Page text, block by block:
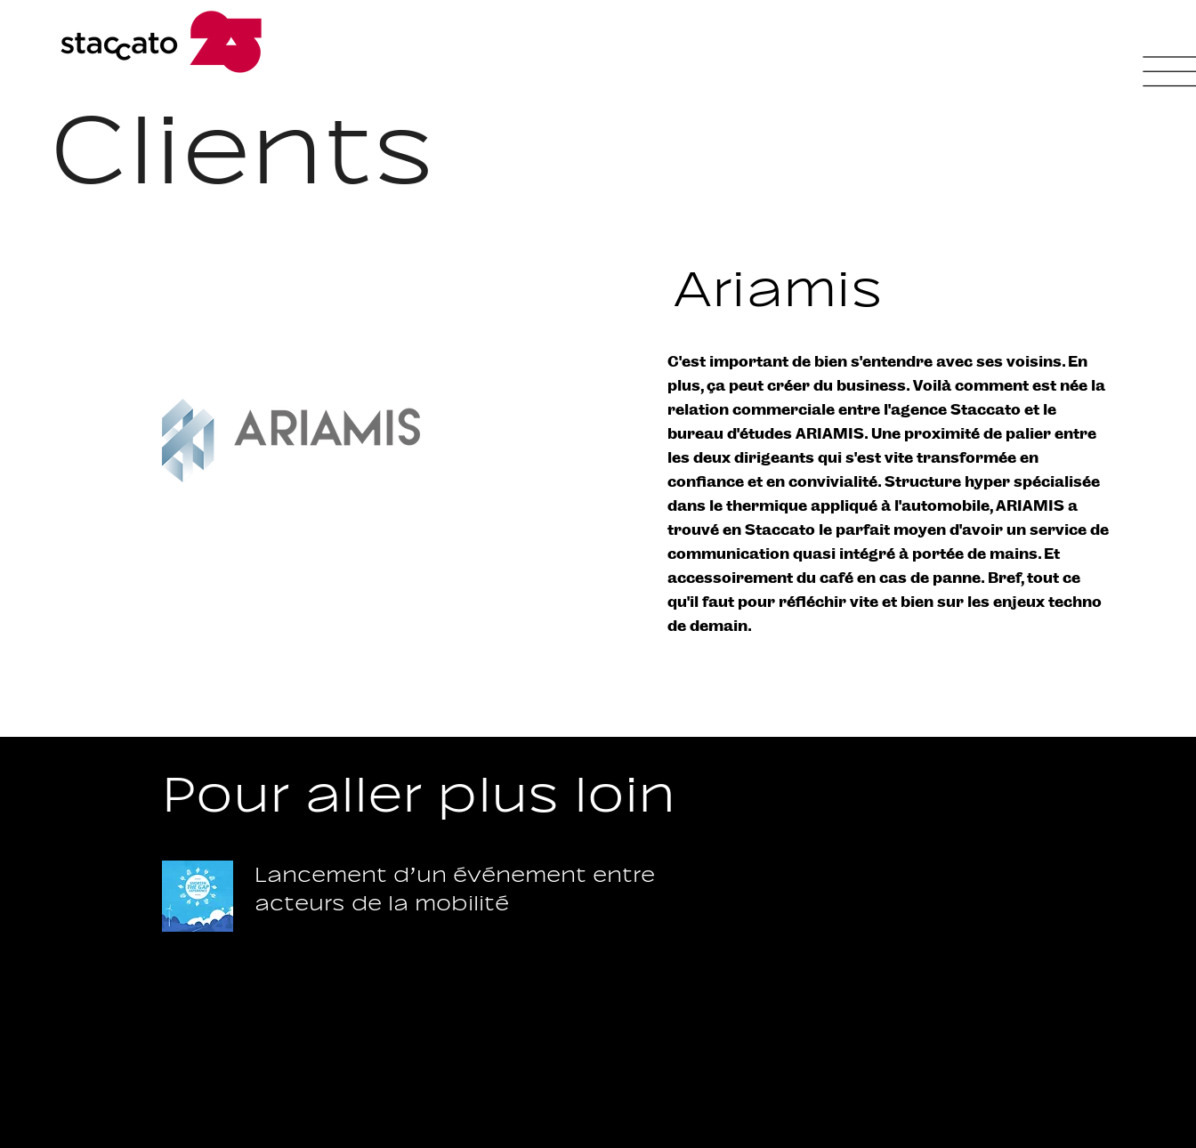
Clients
Ariamis
C’est important de bien s’entendre avec ses voisins. En
plus, ça peut créer du business. Voilà comment est née la
relation commerciale entre l’agence Staccato et le
bureau d’études ARIAMIS. Une proximité de palier entre
les deux dirigeants qui s’est vite transformée en
confiance et en convivialité. Structure hyper spécialisée
dans le thermique appliqué à l’automobile, ARIAMIS a
trouvé en Staccato le parfait moyen d’avoir un service de
communication quasi intégré à portée de mains. Et
accessoirement du café en cas de panne. Bref, tout ce
qu’il faut pour réfléchir vite et bien sur les enjeux techno
de demain.
Pour aller plus loin
Lancement d’un événement entre
acteurs de la mobilité